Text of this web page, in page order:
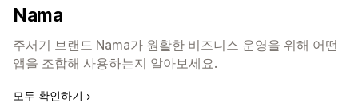
Nama
주서기 브랜드 Nama가 원활한 비즈니스 운영을 위해 어떤
앱을 조합해 사용하는지 알아보세요.
모두 확인하기